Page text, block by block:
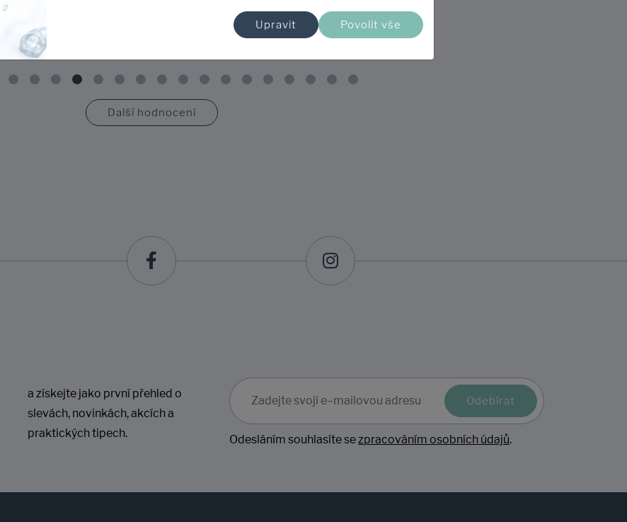
stavu objednávky, tzn. Že si
Zobrazit více
Další hodnocení
a získejte jako první přehled o
slevách, novinkách, akcích a
praktických tipech.
Odebírat
Odesláním souhlasíte sezpracováním osobních údajů.
Upravit Povolit vše